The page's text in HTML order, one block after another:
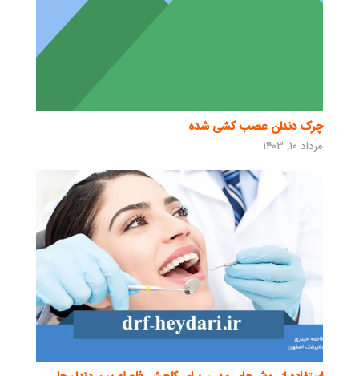
چرک دندان عصب کشی شده
مرداد ۱۰, ۱۴۰۳